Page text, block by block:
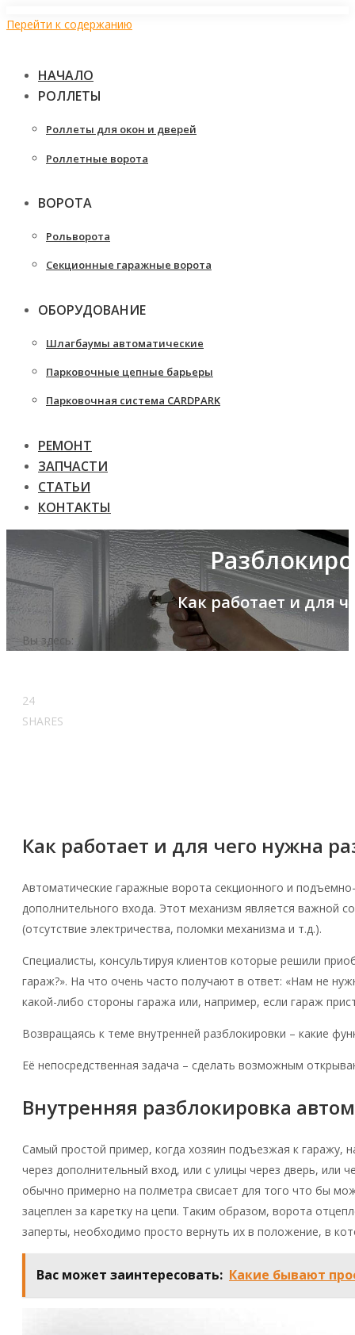
Перейти к содержанию
НАЧАЛО
РОЛЛЕТЫ
Роллеты для окон и дверей
Роллетные ворота
ВОРОТА
Рольворота
Секционные гаражные ворота
ОБОРУДОВАНИЕ
Шлагбаумы автоматические
Парковочные цепные барьеры
Парковочная система CARDPARK
РЕМОНТ
ЗАПЧАСТИ
СТАТЬИ
КОНТАКТЫ
Как работает и для
Вы здесь:
24
SHARES
Как работает и для чего нужна
Автоматические гаражные ворота секционного и
дополнительного входа. Этот механизм является важной
(отсутствие электричества, поломки механизма и т.д.).
Специалисты, консультируя клиентов которые решили
гараж?». На что очень часто получают в ответ: «Нам не
какой-либо стороны гаража или, например, если гараж
Возвращаясь к теме внутренней разблокировки – какие
Её непосредственная задача – сделать возможным
Внутренняя разблокировка
Самый простой пример, когда хозяин подъезжая к
через дополнительный вход, или с улицы через дверь,
обычно примерно на полметра свисает для того что бы
зацеплен за каретку на цепи. Таким образом, ворота
заперты, необходимо просто вернуть их в положение, в
Вас может заинтересовать: Какие бывают